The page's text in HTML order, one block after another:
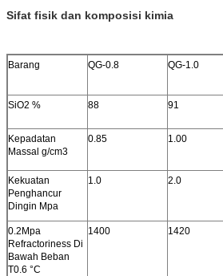
Sifat fisik dan komposisi kimia
Barang QG-0.8 QG-1.0
SiO2 % 88 91
Kepadatan
Massal g/cm3
0.85 1.00
Kekuatan
Penghancur
Dingin Mpa
1.0 2.0
0.2Mpa
Refractoriness Di
Bawah Beban
T0.6 °C
1400 1420